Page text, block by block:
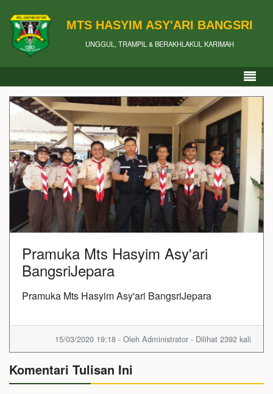
MTS HASYIM ASY'ARI BANGSRI
UNGGUL, TRAMPIL & BERAKHLAKUL KARIMAH
Pramuka Mts Hasyim Asy'ari
BangsriJepara
Pramuka Mts Hasyim Asy'ari BangsriJepara
15/03/2020 19:18 - Oleh Administrator - Dilihat 2392 kali
Komentari Tulisan Ini